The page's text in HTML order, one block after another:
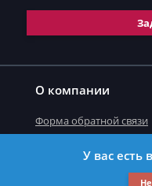
О компании
Форма обратной связи
©2019-2026 Все
У вас есть